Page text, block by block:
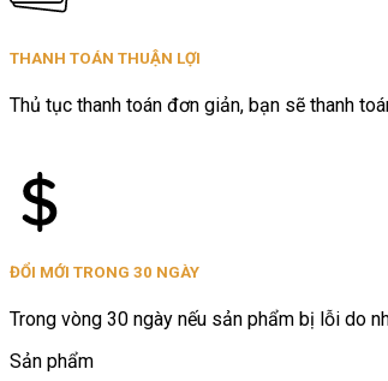
THANH TOÁN THUẬN LỢI
Thủ tục thanh toán đơn giản, bạn sẽ thanh
ĐỔI MỚI TRONG 30 NGÀY
Trong vòng 30 ngày nếu sản phẩm bị lỗi do
Sản phẩm